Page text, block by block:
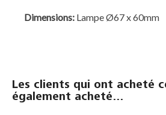
Dimensions: Lampe Ø67 x 60mm
Les clients qui ont acheté
également acheté...